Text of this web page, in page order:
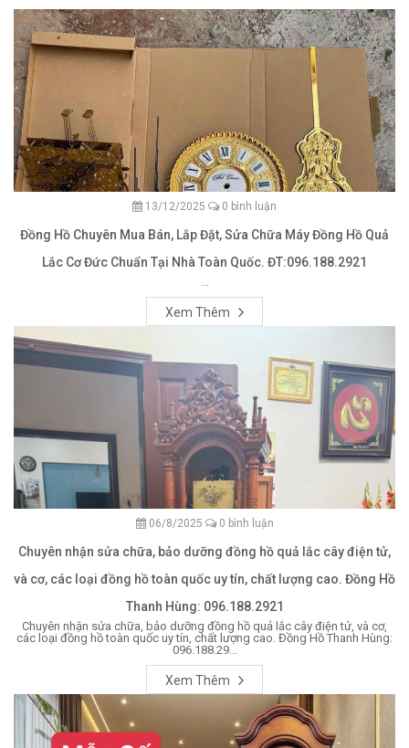
13/12/2025 0 bình luận
Đồng Hồ Chuyên Mua Bán, Lắp Đặt, Sửa Chữa Máy Đồng Hồ Quả
Lắc Cơ Đức Chuẩn Tại Nhà Toàn Quốc. ĐT:096.188.2921
Xem Thêm
06/8/2025 0 bình luận
Chuyên nhận sửa chữa, bảo dưỡng đồng hồ quả lắc cây điện tử,
và cơ, các loại đồng hồ toàn quốc uy tín, chất lượng cao. Đồng Hồ
Thanh Hùng: 096.188.2921
Chuyên nhận sửa chữa, bảo dưỡng đồng hồ quả lắc cây điện tử, và cơ,
các loại đồng hồ toàn quốc uy tín, chất lượng cao. Đồng Hồ Thanh Hùng:
096.188.29...
Xem Thêm